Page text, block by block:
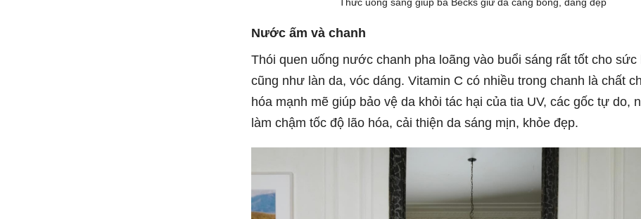
Nước ấm và chanh
Thói quen uống nước chanh pha loãng vào buổi sáng rất tốt cho sức
cũng như làn da, vóc dáng. Vitamin C có nhiều trong chanh là chất
hóa mạnh mẽ giúp bảo vệ da khỏi tác hại của tia UV, các gốc tự do,
làm chậm tốc độ lão hóa, cải thiện da sáng mịn, khỏe đẹp.